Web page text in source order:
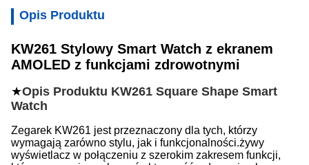
Opis Produktu
KW261 Stylowy Smart Watch z ekranem
AMOLED z funkcjami zdrowotnymi
★Opis Produktu KW261 Square Shape Smart
Watch
Zegarek KW261 jest przeznaczony dla tych, którzy
wymagają zarówno stylu, jak i funkcjonalności.żywy
wyświetlacz w połączeniu z szerokim zakresem funkcji,